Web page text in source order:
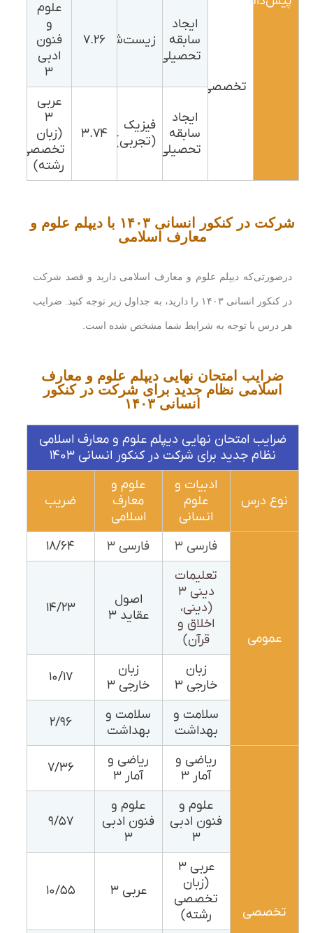
تخصصی
ایجاد
سابقه
تحصیلی
زیست‌شناسی
۷.۲۶
علوم
و
فنون
ادبی
۳
ایجاد
سابقه
تحصیلی
فیزیک
(تجربی)
۳.۷۴
عربی
۳
(زبان
تخصصی
رشته)
شرکت در کنکور انسانی ۱۴۰۳ با دیپلم علوم و
معارف اسلامی
درصورتی‌که دیپلم علوم و معارف اسلامی دارید و قصد شرکت
در کنکور انسانی ۱۴۰۳ را دارید، به جداول زیر توجه کنید. ضرایب
هر درس با توجه به شرایط شما مشخص شده است.
ضرایب امتحان نهایی دیپلم علوم و معارف
اسلامی نظام جدید برای شرکت در کنکور
انسانی ۱۴۰۳
ضرایب امتحان نهایی دیپلم علوم و معارف اسلامی
نظام جدید برای شرکت در کنکور انسانی ۱۴۰۳
نوع درس
ادبیات و
علوم
انسانی
علوم و
معارف
اسلامی
ضریب
عمومی
فارسی ۳ فارسی ۳
۱۸/۶۴
تعلیمات
دینی ۳
(دینی،
اخلاق و
قرآن)
اصول
عقاید ۳
۱۴/۲۳
زبان
خارجی ۳
زبان
خارجی ۳
۱۰/۱۷
سلامت و
بهداشت
سلامت و
بهداشت
۲/۹۶
تخصصی
ریاضی و
آمار ۳
ریاضی و
آمار ۳
۷/۳۶
علوم و
فنون ادبی
۳
علوم و
فنون ادبی
۳
۹/۵۷
عربی ۳
(زبان
تخصصی
رشته)
عربی ۳ ۱۰/۵۵